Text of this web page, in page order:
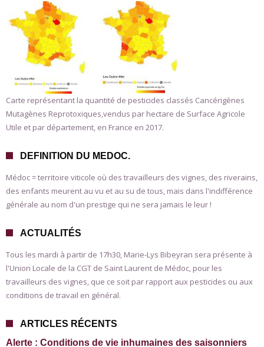
Carte représentant la quantité de pesticides classés Cancérigènes
Mutagènes Reprotoxiques,vendus par hectare de Surface Agricole
Utile et par département, en France en 2017.
DEFINITION DU MEDOC.
Médoc = territoire viticole où des travailleurs des vignes, des riverains,
des enfants meurent au vu et au su de tous, mais dans l'indifférence
générale au nom d'un prestige qui ne sera jamais le leur !
ACTUALITÉS
Tous les mardi à partir de 17h30, Marie-Lys Bibeyran sera présente à
l'Union Locale de la CGT de Saint Laurent de Médoc, pour les
travailleurs des vignes, que ce soit par rapport aux pesticides ou aux
conditions de travail en général.
ARTICLES RÉCENTS
Alerte : Conditions de vie inhumaines des saisonniers